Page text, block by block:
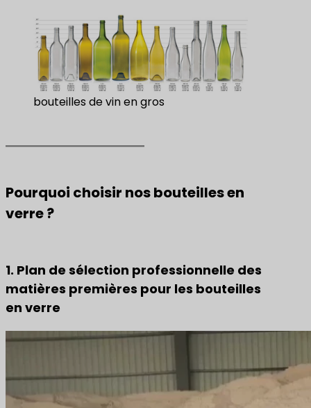
bouteilles de vin en gros
Pourquoi choisir nos bouteilles en
verre ?
1. Plan de sélection professionnelle des
matières premières pour les bouteilles
en verre